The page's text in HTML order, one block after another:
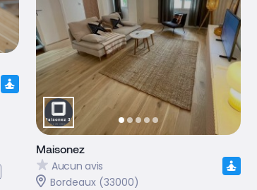
Maisonez
Aucun avis
Bordeaux (33000)